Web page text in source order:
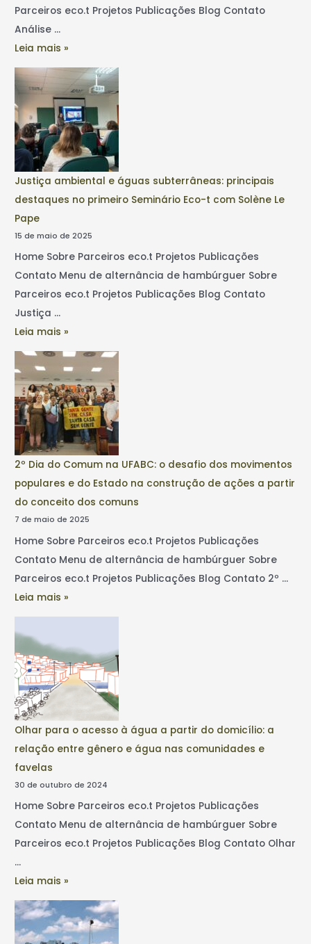
Parceiros eco.t Projetos Publicações Blog Contato
Análise …
Leia mais »
Justiça ambiental e águas subterrâneas: principais
destaques no primeiro Seminário Eco-t com Solène Le
Pape
15 de maio de 2025
Home Sobre Parceiros eco.t Projetos Publicações
Contato Menu de alternância de hambúrguer Sobre
Parceiros eco.t Projetos Publicações Blog Contato
Justiça …
Leia mais »
2º Dia do Comum na UFABC: o desafio dos movimentos
populares e do Estado na construção de ações a partir
do conceito dos comuns
7 de maio de 2025
Home Sobre Parceiros eco.t Projetos Publicações
Contato Menu de alternância de hambúrguer Sobre
Parceiros eco.t Projetos Publicações Blog Contato 2º …
Leia mais »
Olhar para o acesso à água a partir do domicílio: a
relação entre gênero e água nas comunidades e
favelas
30 de outubro de 2024
Home Sobre Parceiros eco.t Projetos Publicações
Contato Menu de alternância de hambúrguer Sobre
Parceiros eco.t Projetos Publicações Blog Contato Olhar
…
Leia mais »